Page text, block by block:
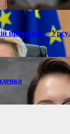
проти рф, –